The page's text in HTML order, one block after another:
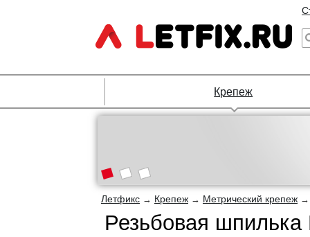
Крепеж
Летфикс → Крепеж → Метрический крепеж
Резьбовая шпилька